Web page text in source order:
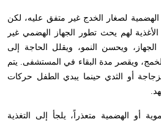
الهضمية لصغار الخدج غير متفق عليه، لكن
لهم يحث تطور الجهاز الهضمي غير
ويحسن النمو، ويقلل الحاجة إلى
ويقصر مدة البقاء في المستشفى. يتم
أو الثدي حينما يبدي الطفل حركات
أو الهضمية متعذراً، يلجأ إلى التغذية